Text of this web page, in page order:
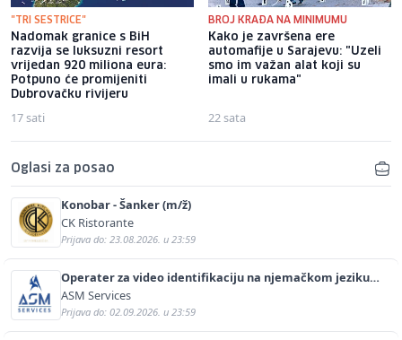
"TRI SESTRICE"
Nadomak granice s BiH
razvija se luksuzni resort
vrijedan 920 miliona eura:
Potpuno će promijeniti
Dubrovačku rivijeru
17 sati
BROJ KRAĐA NA MINIMUMU
Kako je završena ere
automafije u Sarajevu: "Uzeli
smo im važan alat koji su
imali u rukama"
22 sata
Oglasi za posao
Konobar - Šanker (m/ž)
CK Ristorante
Prijava do: 23.08.2026. u 23:59
Operater za video identifikaciju na njemačkom jeziku
(m/ž)
ASM Services
Prijava do: 02.09.2026. u 23:59